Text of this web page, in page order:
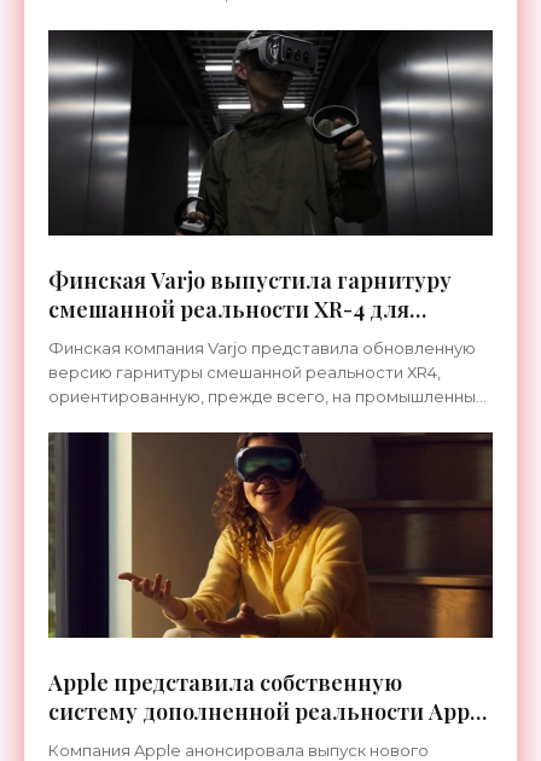
Финская Varjo выпустила гарнитуру
смешанной реальности XR-4 для
военных - «Гаджеты»
Финская компания Varjo представила обновленную
версию гарнитуры смешанной реальности ХR4,
ориентированную, прежде всего, на промышленные
станциями под
Apple представила собственную
систему дополненной реальности Apple
Vision Pro - «Гаджеты»
Компания Apple анонсировала выпуск нового